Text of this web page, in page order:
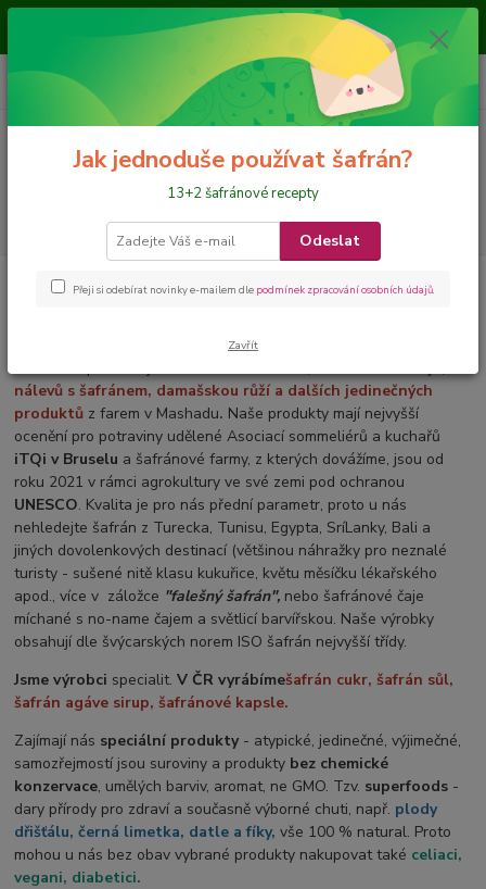
Je nám ctí, že jste nás navštívili a nakupujete na našem eshopu, přejeme
Menu
CZK
+420 728 649 340
nálevů s šafránem, damašskou růží a dalších jedinečných
produktů z farem v Mashadu. Naše produkty mají nejvyšší
ocenění pro potraviny udělené Asociací sommeliérů a kuchařů
iTQi v Bruselu a šafránové farmy, z kterých dovážíme, jsou od
roku 2021 v rámci agrokultury ve své zemi pod ochranou
UNESCO. Kvalita je pro nás přední parametr, proto u nás
nehledejte šafrán z Turecka, Tunisu, Egypta, SríLanky, Bali a
jiných dovolenkových destinací (většinou náhražky pro neznalé
turisty - sušené nitě klasu kukuřice, květu měsíčku lékařského
apod., více v záložce "falešný šafrán", nebo šafránové čaje
míchané s no-name čajem a světlicí barvířskou. Naše výrobky
obsahují dle švýcarských norem ISO šafrán nejvyšší třídy.
Jsme výrobci specialit.V ČR vyrábímešafrán cukr, šafrán sůl,
šafrán agáve sirup, šafránové kapsle.
Zajímají nás speciální produkty- atypické, jedinečné, výjimečné,
samozřejmostí jsou suroviny a produkty bez chemické
konzervace, umělých barviv, aromat, ne GMO. Tzv. superfoods -
dary přírody pro zdraví a současně výborné chuti, např. plody
dřišťálu, černá limetka, datle a fíky,vše 100 % natural. Proto
mohou u nás bez obav vybrané produkty nakupovat také celiaci,
vegani, diabetici.
Jak jednoduše používat šafrán?
13+2 šafránové recepty
Odeslat
Přeji si odebírat novinky e-mailem dle podmínek zpracování osobních údajů.
Zavřít